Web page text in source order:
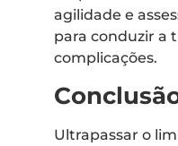
agilidade e
para conduzir a
complicações.
Ultrapassar o